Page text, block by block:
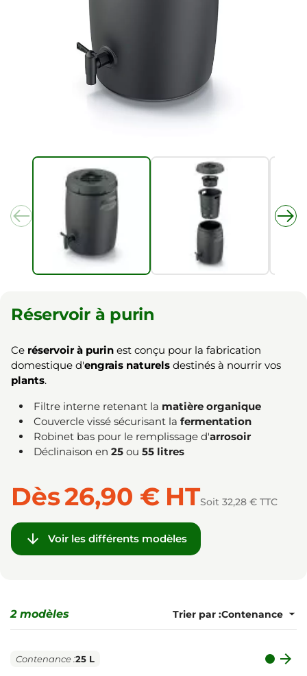
Réservoir à purin
Ce réservoir à purin est conçu pour la fabrication
domestique d'engrais naturels destinés à nourrir vos
plants.
Filtre interne retenant la matière organique
Couvercle vissé sécurisant la fermentation
Robinet bas pour le remplissage d'arrosoir
Déclinaison en 25 ou 55 litres
Dès26,90 € HTSoit 32,28 € TTC
 Voir les différents modèles
2 modèles Trier par :
Contenance :25 L 